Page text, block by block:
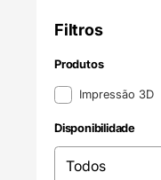
Filtros
Produtos
ProdutosImpressão 3D
Disponibilidade
Disponibilidade
Disponibilidade